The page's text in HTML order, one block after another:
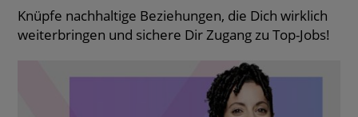
Knüpfe nachhaltige Beziehungen, die Dich wirklich
weiterbringen und sichere Dir Zugang zu Top-Jobs!